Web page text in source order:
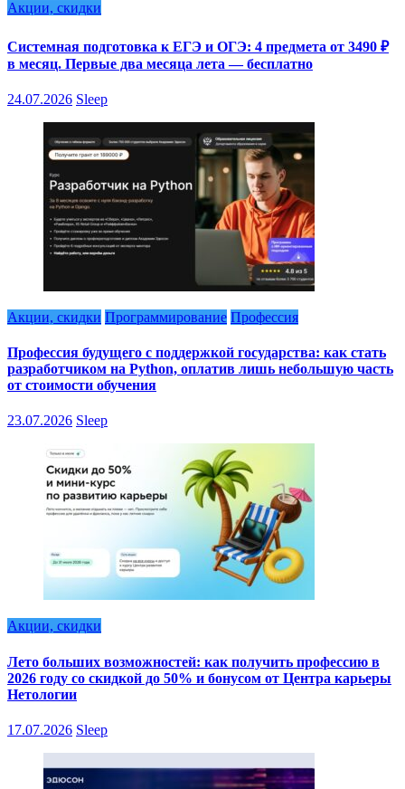
Акции, скидки
Системная подготовка к ЕГЭ и ОГЭ: 4 предмета от 3490 ₽
в месяц. Первые два месяца лета — бесплатно
24.07.2026 Sleep
Акции, скидки Программирование Профессия
Профессия будущего с поддержкой государства: как стать
разработчиком на Python, оплатив лишь небольшую часть
от стоимости обучения
23.07.2026 Sleep
Акции, скидки
Лето больших возможностей: как получить профессию в
2026 году со скидкой до 50% и бонусом от Центра карьеры
Нетологии
17.07.2026 Sleep